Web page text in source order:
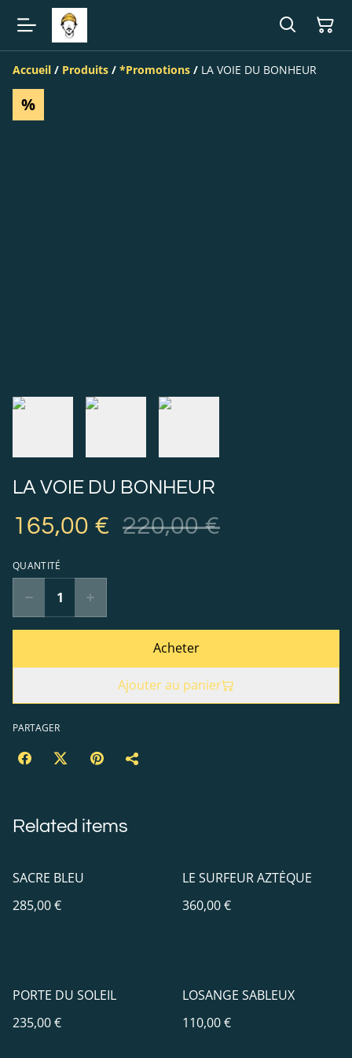
Accueil / Produits / *Promotions / LA VOIE DU BONHEUR
%
LA VOIE DU BONHEUR
165,00 € 220,00 €
QUANTITÉ
Acheter
Ajouter au panier
PARTAGER
Related items
SACRE BLEU
285,00 €
LE SURFEUR AZTÈQUE
360,00 €
PORTE DU SOLEIL
235,00 €
LOSANGE SABLEUX
110,00 €